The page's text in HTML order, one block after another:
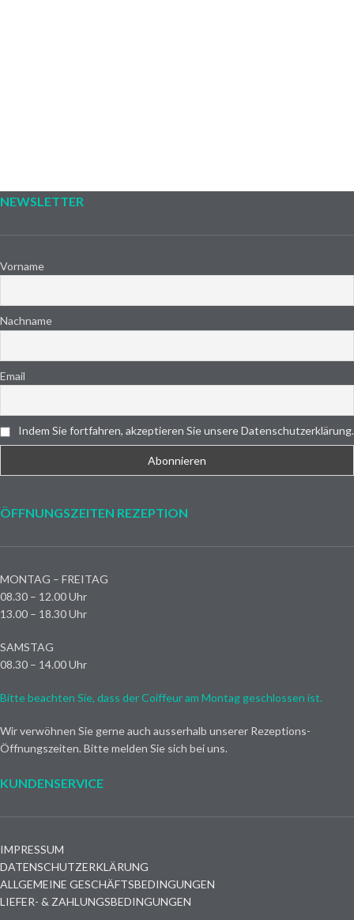
NEWSLETTER
Vorname
Nachname
Email
Indem Sie fortfahren, akzeptieren Sie unsere Datenschutzerklärung.
ÖFFNUNGSZEITEN REZEPTION
MONTAG – FREITAG
08.30 – 12.00 Uhr
13.00 – 18.30 Uhr
SAMSTAG
08.30 – 14.00 Uhr
Bitte beachten Sie, dass der Coiffeur am Montag geschlossen ist.
Wir verwöhnen Sie gerne auch ausserhalb unserer Rezeptions-
Öffnungszeiten. Bitte melden Sie sich bei uns.
KUNDENSERVICE
IMPRESSUM
DATENSCHUTZERKLÄRUNG
ALLGEMEINE GESCHÄFTSBEDINGUNGEN
LIEFER- & ZAHLUNGSBEDINGUNGEN